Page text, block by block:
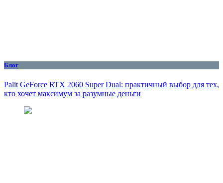
Блог
Palit GeForce RTX 2060 Super Dual: практичный выбор для тех,
кто хочет максимум за разумные деньги